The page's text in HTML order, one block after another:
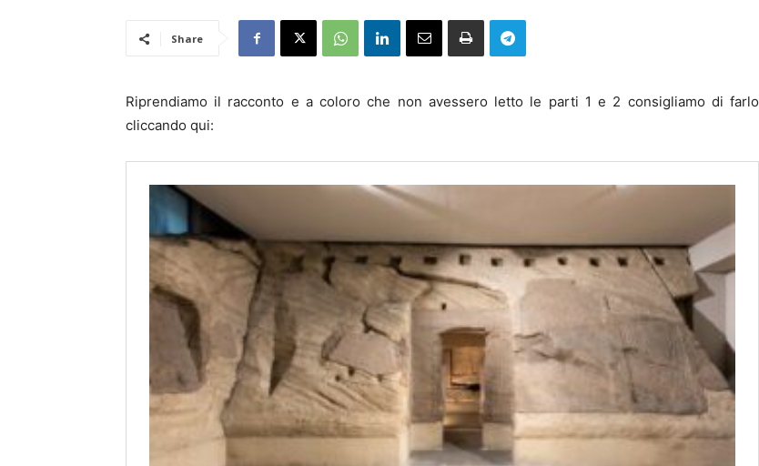
Share
Riprendiamo il racconto e a coloro che non avessero letto le parti 1 e 2 consigliamo di farlo
cliccando qui: